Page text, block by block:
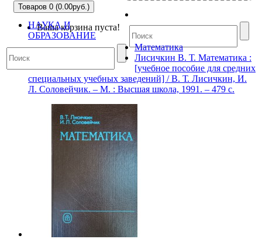
Товаров 0 (0.00руб.)
Ваша корзина пуста!
НАУКА И
ОБРАЗОВАНИЕ
Математика
Лисичкин В. Т. Математика :
[учебное пособие для средних
специальных учебных заведений] / В. Т. Лисичкин, И.
Л. Соловейчик. – М. : Высшая школа, 1991. – 479 с.